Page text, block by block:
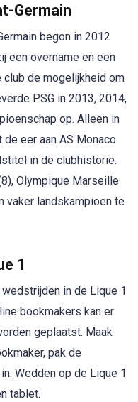
Germain
begon in 2012
een overname en een
de mogelijkheid om
PSG in 2013, 2014,
op. Alleen in
eer aan AS Monaco
in de clubhistorie.
Olympique Marseille
vaker landskampioen te
1
in de Lique 1
bookmakers kan er
geplaatst. Maak
pak de
Wedden op de Lique 1
tablet.